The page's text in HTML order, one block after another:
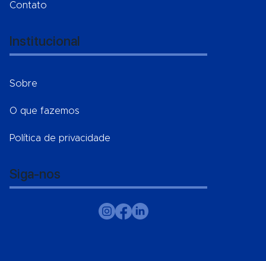
Institucional
Sobre
O que fazemos
Política de privacidade
Contato
Siga-nos